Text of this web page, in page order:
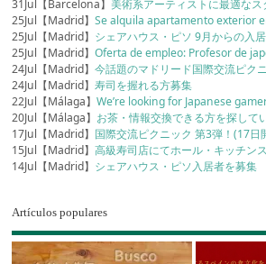
31Jul【Barcelona】美術系アーティストに最適な
25Jul【Madrid】Se alquila apartamento exterior
25Jul【Madrid】 シェアハウス・ピソ 9月からの入
25Jul【Madrid】Oferta de empleo: Profesor de
24Jul【Madrid】今話題のマドリード国際交流ピク
24Jul【Madrid】寿司を握れる方募集
22Jul【Málaga】We’re looking for Japanese
20Jul【Málaga】 お茶・情報交換できる方を探して
17Jul【Madrid】 国際交流ピクニック 第3弾！(17日
15Jul【Madrid】高級寿司店にてホール・キッチン
14Jul【Madrid】 シェアハウス・ピソ入居者を募集
Artículos populares